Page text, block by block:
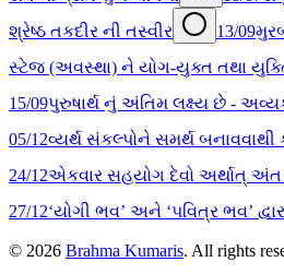
શ્રેષ્ઠ તકદીર ની તસ્વીર
13/09
સ્ટેજ (અવસ્થા) ને યોગ-યુક્ત તથા
15/09પુરુષાર્થ નું અંતિમ લક્ષ્ય છે -
05/12વ્યર્થ સંકલ્પોને સમર્થ
24/12એકવાર સહયોગ દેવો અર્થાત્
27/12‘યોગી ભવ’ અને ‘પવિત્ર ભવ’
© 2026 Brahma Kumaris. All rights